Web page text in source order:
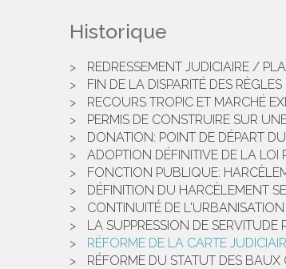
Historique
REDRESSEMENT JUDICIAIRE /
FIN DE LA DISPARITÉ DES
RECOURS TROPIC ET MARCHÉ
PERMIS DE CONSTRUIRE SUR
DONATION: POINT DE DÉPART
ADOPTION DÉFINITIVE DE LA LOI
FONCTION PUBLIQUE:
DÉFINITION DU HARCÈLEMENT
CONTINUITÉ DE
LA SUPPRESSION DE SERVITUDE
RÉFORME DE LA CARTE
RÉFORME DU STATUT DES